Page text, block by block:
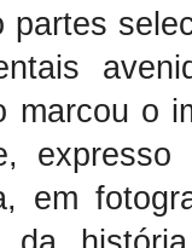
partes
marcou o
em